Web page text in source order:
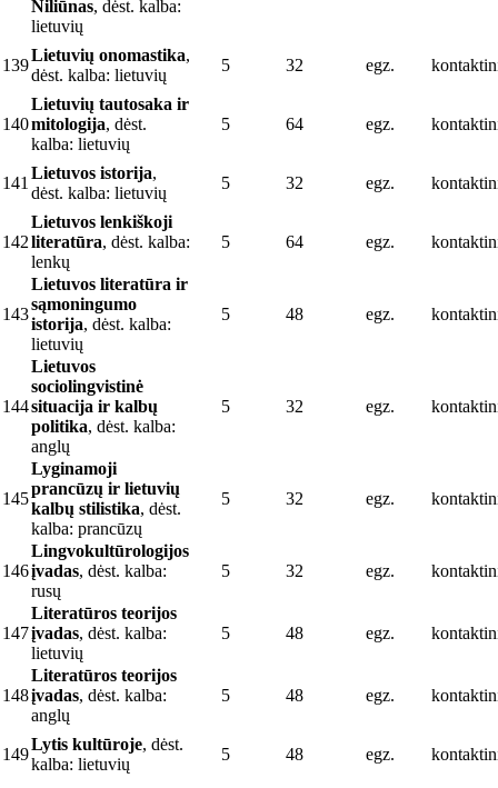
Niliūnas, dėst. kalba:
lietuvių
139
Lietuvių onomastika,
dėst. kalba: lietuvių
5 32 egz.
140
Lietuvių tautosaka ir
mitologija, dėst.
kalba: lietuvių
5 64 egz.
141
Lietuvos istorija,
dėst. kalba: lietuvių
5 32 egz.
142
Lietuvos lenkiškoji
literatūra, dėst. kalba:
lenkų
5 64 egz.
143
Lietuvos literatūra ir
sąmoningumo
istorija, dėst. kalba:
lietuvių
5 48 egz.
144
Lietuvos
sociolingvistinė
situacija ir kalbų
politika, dėst. kalba:
anglų
5 32 egz.
145
Lyginamoji
prancūzų ir lietuvių
kalbų stilistika, dėst.
kalba: prancūzų
5 32 egz.
146
Lingvokultūrologijos
įvadas, dėst. kalba:
rusų
5 32 egz.
147
Literatūros teorijos
įvadas, dėst. kalba:
lietuvių
5 48 egz.
148
Literatūros teorijos
įvadas, dėst. kalba:
anglų
5 48 egz.
149
Lytis kultūroje, dėst.
kalba: lietuvių
5 48 egz.